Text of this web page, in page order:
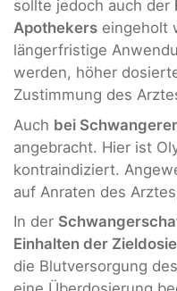
sollte jedoch auch der
Apothekers eingeholt
längerfristige
werden, höher
Zustimmung des
Auch bei
angebracht. Hier ist
kontraindiziert.
auf Anraten des
In der
Einhalten der
die Blutversorgung